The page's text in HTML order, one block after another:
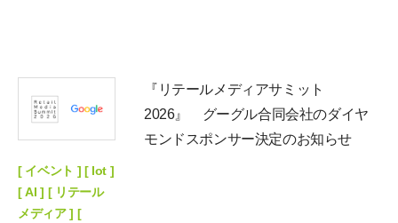
[ イベント ] [ Iot ]
[ AI ] [ リテール
メディア ] [
『リテールメディアサミット
2026』 グーグル合同会社のダイヤ
モンドスポンサー決定のお知らせ